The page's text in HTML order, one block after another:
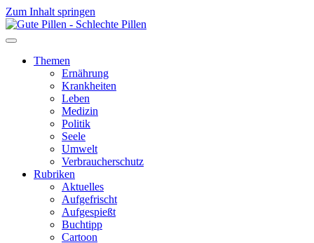
Zum Inhalt springen
Themen
Ernährung
Krankheiten
Leben
Medizin
Politik
Seele
Umwelt
Verbraucherschutz
Rubriken
Aktuelles
Aufgefrischt
Aufgespießt
Buchtipp
Cartoon